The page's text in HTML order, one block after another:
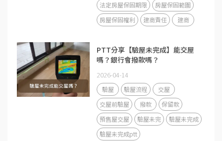
法定房屋保固期限
房屋保固範圍
房屋保固權利
建商責任 建商
PTT分享【驗屋未完成】能交屋
嗎？銀行會撥款嗎？
2026-04-14
驗屋 驗屋流程
交屋
交屋前驗屋
撥款
保留款
預售屋交屋
驗屋未完
驗屋未完成
驗屋未完成ptt